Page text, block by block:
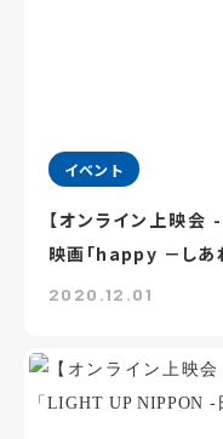
イベント
【オンライン上映
映画「happy －しあ
2020.12.01